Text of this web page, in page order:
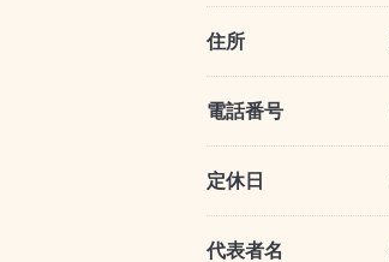
住所
電話番号
定休日
代表者名